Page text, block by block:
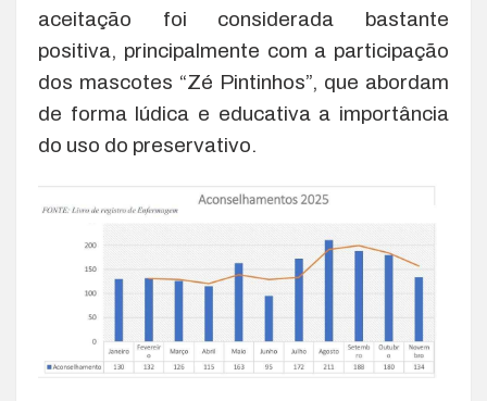
aceitação foi considerada bastante
positiva, principalmente com a participação
dos mascotes “Zé Pintinhos”, que abordam
de forma lúdica e educativa a importância
do uso do preservativo.